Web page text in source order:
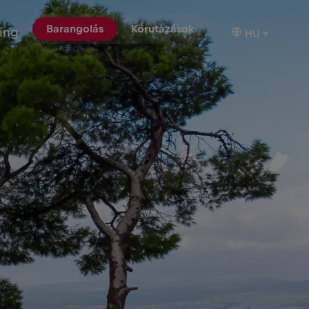
Barangolás Körutazások HU ▾